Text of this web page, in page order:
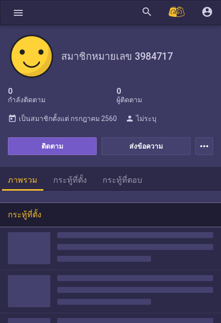
menu search account_circle
สมาชิกหมายเลข 3984717
0
กำลังติดตาม
0
ผู้ติดตาม
ส่งข้อความ
ติดตาม
today เป็นสมาชิกตั้งแต่ กรกฎาคม 2560 person ไม่ระบุ
more_horiz
ภาพรวม กระทู้ที่ตั้ง กระทู้ที่ตอบ
กระทู้ที่ตั้ง